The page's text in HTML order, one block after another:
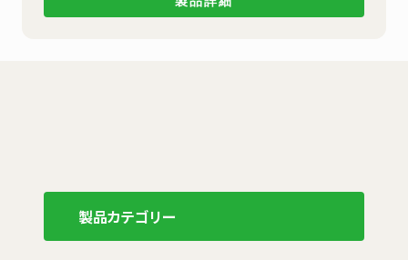
製品カテゴリー